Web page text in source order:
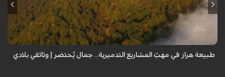
من قلب طبيعة هراز التي كانت يوماً من أجمل الموائل الطبيعية في إيران، يحذر
المعد من كارثة بيئية: "وحش الأعمال والمشاريع التدميرية تنهش بجسم
طبيعة هراز في مهبّ المشاريع التدميرية... جمال يُحتضر | وثائقي بلادي